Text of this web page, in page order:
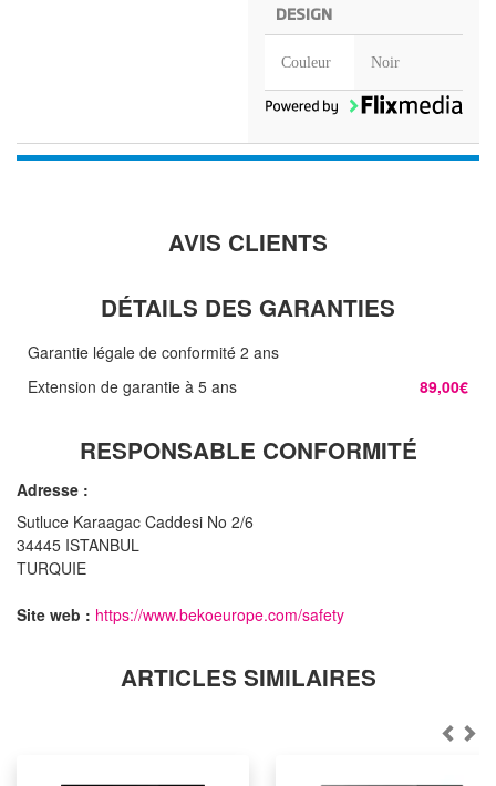
DESIGN
Couleur Noir
AVIS CLIENTS
DÉTAILS DES GARANTIES
Garantie légale de conformité 2 ans
Extension de garantie à 5 ans
89,00€
RESPONSABLE CONFORMITÉ
Adresse :
Sutluce Karaagac Caddesi No 2/6
34445 ISTANBUL
TURQUIE
Site web : https://www.bekoeurope.com/safety
ARTICLES SIMILAIRES